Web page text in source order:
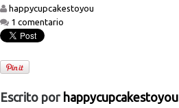
happycupcakestoyou
1 comentario
Escrito por happycupcakestoyou